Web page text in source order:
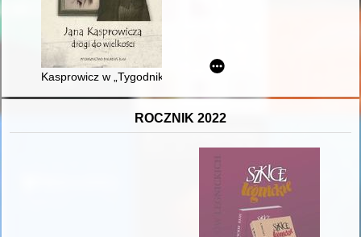
Kasprowicz w „Tygodniku Ilustrowanym”, „Tygodnik
ROCZNIK 2022